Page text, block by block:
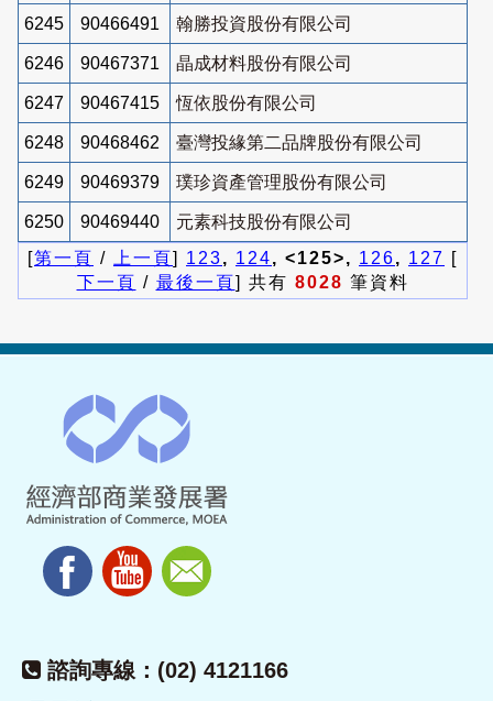
6245 90466491 翰勝投資股份有限公司
6246 90467371 晶成材料股份有限公司
6247 90467415 恆依股份有限公司
6248 90468462 臺灣投緣第二品牌股份有限公司
6249 90469379 璞珍資產管理股份有限公司
6250 90469440
元素科技股份有限公司
[第一頁 / 上一頁] 123, 124, <125>, 126, 127 [
下一頁 / 最後一頁] 共有 8028 筆資料
諮詢專線：(02) 4121166